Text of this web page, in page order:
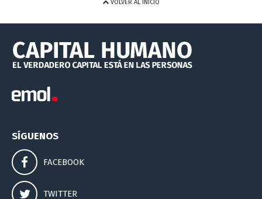
VOLVER AL INICIO
SÍGUENOS
FACEBOOK
TWITTER